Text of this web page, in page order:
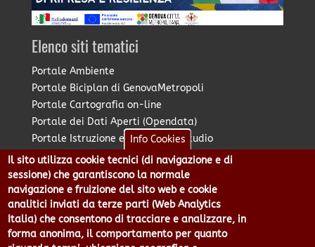
Elenco siti tematici
Portale Ambiente
Portale Biciplan di GenovaMetropoli
Portale Cartografia on-line
Portale dei Dati Aperti (Opendata)
Portale Istruzione e Diritto allo Studio
Portale Marketing Territoriale
Portale Piano Strategico Metropolitano
Portale PUMS di GenovaMetropoli
Portale Stazione Unica Appaltante
Pratico: procedimenti e istanze online
Info Cookies
Il sito utilizza cookie tecnici (di navigazione e di
sessione) che garantiscono la normale
navigazione e fruizione del sito web e cookie
analitici inviati da terze parti (Web Analytics
Italia) che consentono di tracciare e analizzare, in
forma anonima, il comportamento per quanto